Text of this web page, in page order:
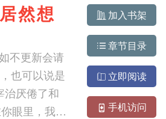
然想
不更新会请
也可以说是
厌倦了和
眼里，我是
加入书架
章节目录
立即阅读
手机访问